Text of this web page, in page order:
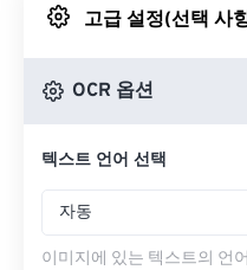
고급 설정(선택 사
OCR 옵션
텍스트 언어 선택
자동
이미지에 있는 텍스트의 언